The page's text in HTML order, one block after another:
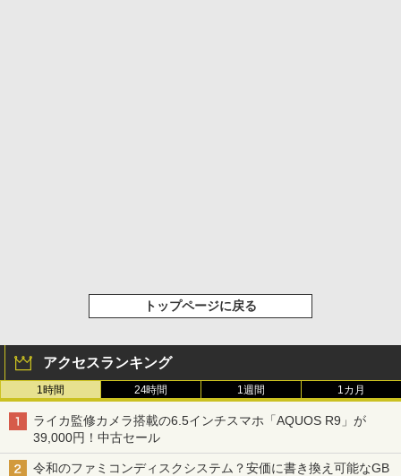
トップページに戻る
アクセスランキング
1時間 24時間 1週間 1カ月
ライカ監修カメラ搭載の6.5インチスマホ「AQUOS R9」が
39,000円！中古セール
令和のファミコンディスクシステム？安価に書き換え可能なGB